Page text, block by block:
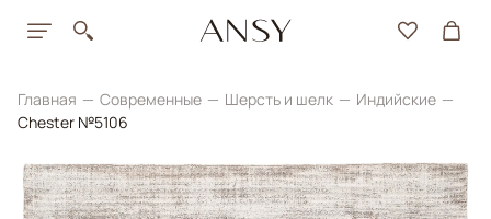
Главная Современные Шерсть и шелк
Индийские
Chester №5106